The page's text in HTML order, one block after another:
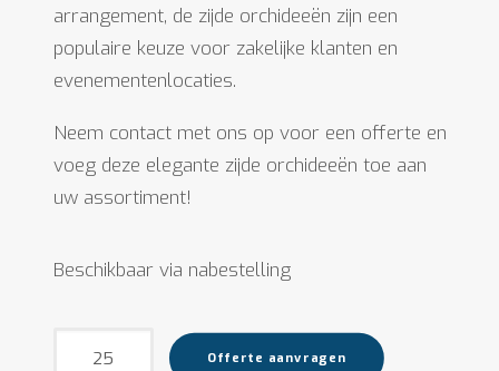
arrangement, de zijde orchideeën zijn een
populaire keuze voor zakelijke klanten en
evenementenlocaties.
Neem contact met ons op voor een offerte en
voeg deze elegante zijde orchideeën toe aan
uw assortiment!
Beschikbaar via nabestelling
Offerte aanvragen